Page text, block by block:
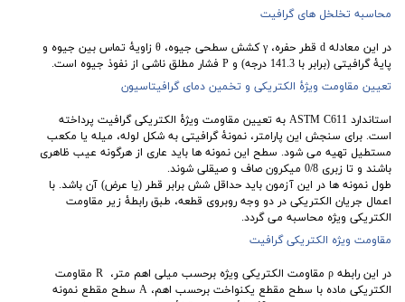
محاسبه تخلخل های گرافیت
در این معادله d قطر حفره، γ کشش سطحی جیوه، θ زاویۀ تماس بین جیوه و
پایۀ گرافیتی (برابر با 141.3 درجه) و P فشار مطلق ناشی از نفوذ جیوه است.
تعیین مقاومت ویژۀ الکتریکی و تخمین دمای گرافیتاسیون
استاندارد ASTM C611 به تعیین مقاومت ویژۀ الکتریکی گرافیت پرداخته
است. برای سنجش این پارامتر، نمونۀ گرافیتی به شکل لوله، میله یا مکعب
مستطیل تهیه می شود. سطح این نمونه ها باید عاری از هرگونه عیب ظاهری
باشند و تا زبری 0/8 میکرون صاف و صیقلی شوند.
طول نمونه ها در این آزمون باید حداقل شش برابر قطر (یا عرض) آن باشد. با
اعمال جریان الکتریکی در دو وجه روبروی قطعه، طبق رابطۀ زیر مقاومت
الکتریکی ویژه محاسبه می گردد.
مقاومت ویژه الکتریکی گرافیت
در این رابطه ρ مقاومت الکتریکی ویژه برحسب میلی اهم متر، R مقاومت
الکتریکی ماده با سطح مقطع یکنواخت برحسب اهم، A سطح مقطع نمونه